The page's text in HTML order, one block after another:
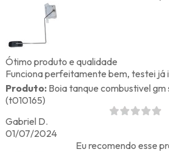
Ótimo produto e qualidade
Funciona perfeitamente bem, testei já
Produto:Boia tanque combustivel gm
(t010165)
Gabriel D.
01/07/2024
Eu recomendo esse